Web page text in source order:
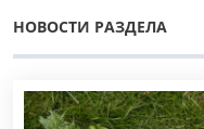
НОВОСТИ РАЗДЕЛА